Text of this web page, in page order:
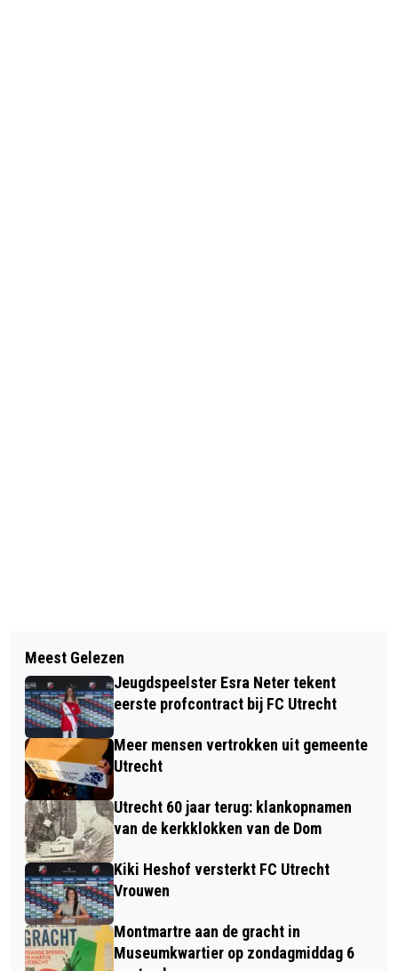
UTRECHT NATUURLIJK VIERT DE BIJ
MET DE BLIJE BIJENWEEK
UTRECHT 60 JAAR TERUG:
ROTTERDAMS ZAKENMAN DOET BOD
OP JAARBEURS
Meest Gelezen
Jeugdspeelster Esra Neter tekent
eerste profcontract bij FC Utrecht
Meer mensen vertrokken uit gemeente
Utrecht
Utrecht 60 jaar terug: klankopnamen
van de kerkklokken van de Dom
Kiki Heshof versterkt FC Utrecht
Vrouwen
Montmartre aan de gracht in
Museumkwartier op zondagmiddag 6